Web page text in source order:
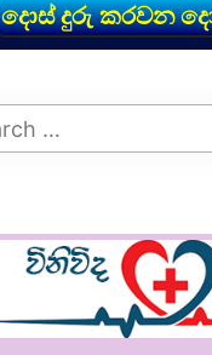
දොස් දුරු කරවන